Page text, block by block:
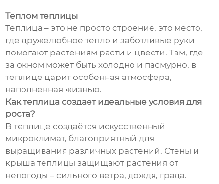
Теплом теплицы
Теплица – это не просто строение, это место,
где дружелюбное тепло и заботливые руки
помогают растениям расти и цвести. Там, где
за окном может быть холодно и пасмурно, в
теплице царит особенная атмосфера,
наполненная жизнью.
Как теплица создает идеальные условия для
роста?
В теплице создаётся искусственный
микроклимат, благоприятный для
выращивания различных растений. Стены и
крыша теплицы защищают растения от
непогоды – сильного ветра, дождя, града.